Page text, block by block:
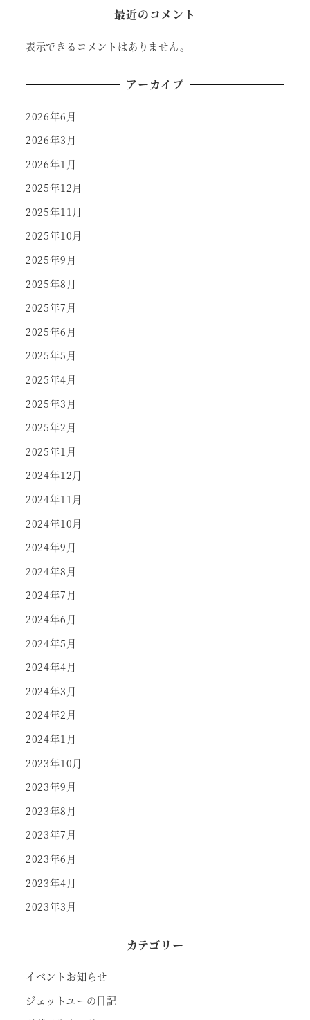
最近のコメント
表示できるコメントはありません。
アーカイブ
2026年6月
2026年3月
2026年1月
2025年12月
2025年11月
2025年10月
2025年9月
2025年8月
2025年7月
2025年6月
2025年5月
2025年4月
2025年3月
2025年2月
2025年1月
2024年12月
2024年11月
2024年10月
2024年9月
2024年8月
2024年7月
2024年6月
2024年5月
2024年4月
2024年3月
2024年2月
2024年1月
2023年10月
2023年9月
2023年8月
2023年7月
2023年6月
2023年4月
2023年3月
カテゴリー
イベントお知らせ
ジェットユーの日記